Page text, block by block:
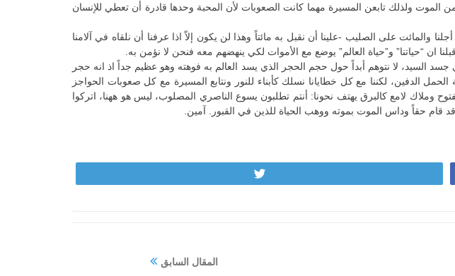
الموت ولذلك تابعن المسيرة مهما كانت الصعوبات لأن المحبة وحدها قادرة أن تعطي للإنسان
والمائت على الصليب -علينا أن نقبل به مائتاً وهذا لن يكون إلاّ اذا عرفنا أن نلقاه في آلامنا
ان “حياتنا” و”حياة العالم” يوضع مع الأموات لكي ينهضهم معه فنحن لا نؤمن به.
السيد، لا نتوهم أبداً حول حجم الحجر الذي يسد العالم به فوهته وهو عظيم جداً اذ انه حجر
الدفين، لكننا مع كل خطايانا نسلك كأبناء للنور ونتابع المسيرة مع كل صعوبات الحواجز
وملاك لامع كالبرق يهتف نحونا: أنتم تطلبون يسوع الناصري المصلوب، ليس هو ههنا، اتركوا
قام حقاً وداس الموت بموته ووهب الحياة للذين في القبور. آمين.
المقال السابق